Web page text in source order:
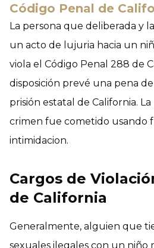
Código Penal de
La persona que deliberada y
un acto de lujuria hacia un
viola el Código Penal 288 de
disposición prevé una pena
prisión estatal de California.
crimen fue cometido usando
intimidacion.
Cargos de
de California
Generalmente, alguien que
sexuales ilegales con un niño